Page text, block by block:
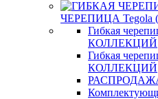
ЧЕРЕПИЦА Tegola
Гибкая
КОЛЛЕКЦИЙ
Гибкая
КОЛЛЕКЦИЙ